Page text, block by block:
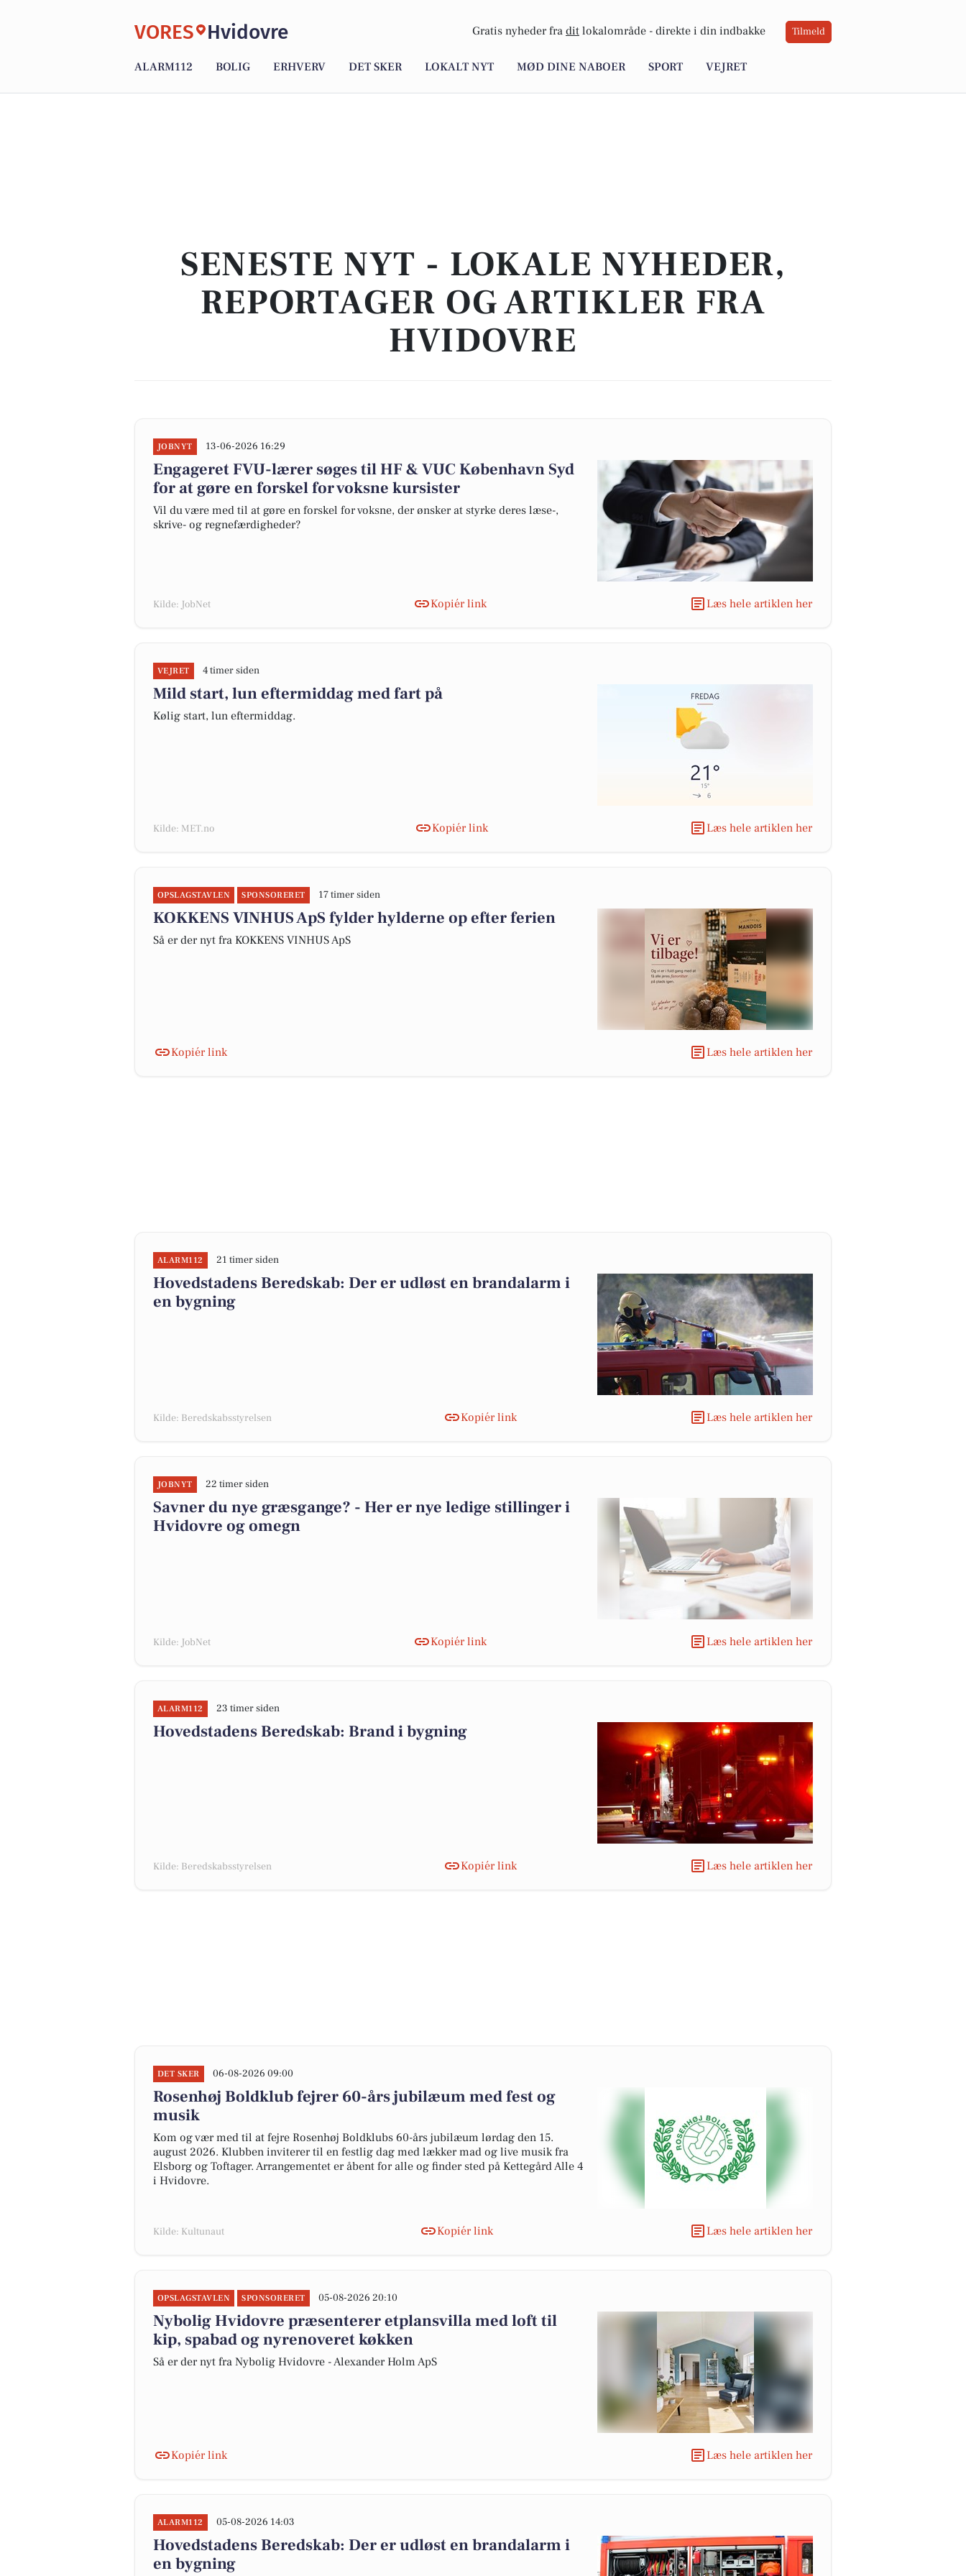
VORES Hvidovre Gratis nyheder fra dit lokalområde - direkte i din indbakke Tilmeld
ALARM112 BOLIG ERHVERV DET SKER LOKALT NYT MØD DINE NABOER SPORT VEJRET
SENESTE NYT - LOKALE NYHEDER,
REPORTAGER OG ARTIKLER FRA
HVIDOVRE
JOBNYT 13-06-2026 16:29
Engageret FVU-lærer søges til HF & VUC København Syd
for at gøre en forskel for voksne kursister
Vil du være med til at gøre en forskel for voksne, der ønsker at styrke deres læse-,
skrive- og regnefærdigheder?
Kilde: JobNet Kopiér link Læs hele artiklen her
VEJRET 4 timer siden
Mild start, lun eftermiddag med fart på
Kølig start, lun eftermiddag.
Kilde: MET.no Kopiér link Læs hele artiklen her
OPSLAGSTAVLEN SPONSORERET 17 timer siden
KOKKENS VINHUS ApS fylder hylderne op efter ferien
Så er der nyt fra KOKKENS VINHUS ApS
Kopiér link Læs hele artiklen her
ALARM112 21 timer siden
Hovedstadens Beredskab: Der er udløst en brandalarm i
en bygning
Kilde: Beredskabsstyrelsen Kopiér link Læs hele artiklen her
JOBNYT 22 timer siden
Savner du nye græsgange? - Her er nye ledige stillinger i
Hvidovre og omegn
Kilde: JobNet Kopiér link Læs hele artiklen her
ALARM112 23 timer siden
Hovedstadens Beredskab: Brand i bygning
Kilde: Beredskabsstyrelsen Kopiér link Læs hele artiklen her
DET SKER 06-08-2026 09:00
Rosenhøj Boldklub fejrer 60-års jubilæum med fest og
musik
Kom og vær med til at fejre Rosenhøj Boldklubs 60-års jubilæum lørdag den 15.
august 2026. Klubben inviterer til en festlig dag med lækker mad og live musik fra
Elsborg og Toftager. Arrangementet er åbent for alle og finder sted på Kettegård Alle 4
i Hvidovre.
Kilde: Kultunaut Kopiér link Læs hele artiklen her
OPSLAGSTAVLEN SPONSORERET 05-08-2026 20:10
Nybolig Hvidovre præsenterer etplansvilla med loft til
kip, spabad og nyrenoveret køkken
Så er der nyt fra Nybolig Hvidovre - Alexander Holm ApS
Kopiér link Læs hele artiklen her
ALARM112 05-08-2026 14:03
Hovedstadens Beredskab: Der er udløst en brandalarm i
en bygning